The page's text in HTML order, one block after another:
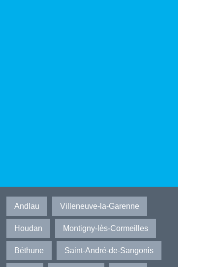
Andlau Villeneuve-la-Garenne
Houdan Montigny-lès-Cormeilles
Béthune Saint-André-de-Sangonis